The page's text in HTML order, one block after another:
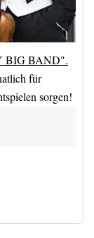
BIG BAND".
für
sorgen!